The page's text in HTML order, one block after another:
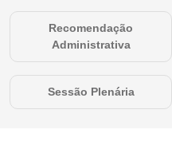
Recomendação
Administrativa
Sessão Plenária